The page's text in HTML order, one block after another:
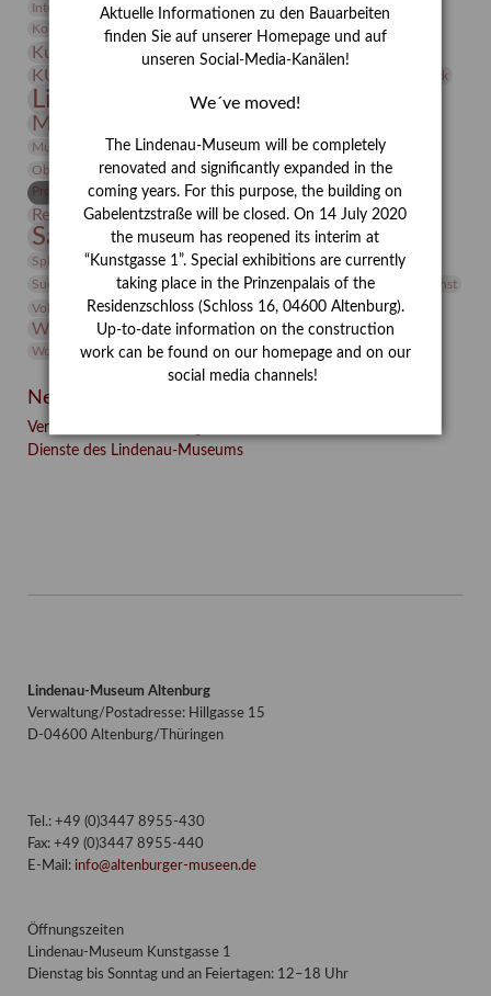
Integriertes Schädlingsmanagement
Italien Jahresempfang
Jubiläum
Kolosseum
Kooperationsausstellung Korkmodelle Kunst
Kunstmuseum Kunstvermittlung Kunst von Kühl
KUNSTWAND Lehmbruck
Lindenau-Museum Marstall
Museumsgeschichte
Museumspädagogik Mäzen Napoleon Natur
Neue Remise
Objekt im Fokus
Paul Klee Peter Schnürpel Phelloplastik
Pohlhof
Provenienz
Provenienzforschung
Restaurierung Restitution Rudi Lesser Ruth Wolf-Rehfeld
Sammlung Samstagszeichner Skulptur
Sonderausstellung
Sphinx
studio Studio Bildende Kunst
studioDIGITAL
Suermondt-Ludwig-Museum
Vermittlung Video
Videokunst
Volontariat
Walter Rheiner Weihnachten Werefkin
Werkbetrachtung Winter Wissenschaft
Wolf and Dog
Wolf und Hund
Zirkuswoche
Neueste Beiträge
Verschenkt, verkauft, vergessen? – Kunstdetektivinnen im
Dienste des Lindenau-Museums
Lindenau-Museum Altenburg
Verwaltung/Postadresse: Hillgasse 15
D-04600 Altenburg/Thüringen
Tel.: +49 (0)3447 8955-430
Fax: +49 (0)3447 8955-440
E-Mail: info@altenburger-museen.de
Öffnungszeiten
Lindenau-Museum Kunstgasse 1
Dienstag bis Sonntag und an Feiertagen: 12–18 Uhr
Aktuelle Informationen zu den Bauarbeiten
finden Sie auf unserer Homepage und auf
unseren Social-Media-Kanälen!
We´ve moved!
The Lindenau-Museum will be completely
renovated and significantly expanded in the
coming years. For this purpose, the building on
Gabelentzstraße will be closed. On 14 July 2020
the museum has reopened its interim at
“Kunstgasse 1”. Special exhibitions are currently
taking place in the Prinzenpalais of the
Residenzschloss (Schloss 16, 04600 Altenburg).
Up-to-date information on the construction
work can be found on our homepage and on our
social media channels!